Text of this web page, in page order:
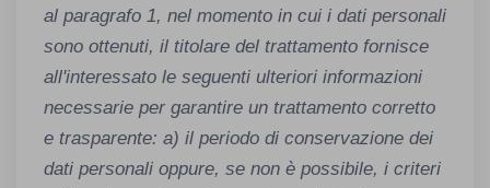
al paragrafo 1, nel momento in cui i dati personali
sono ottenuti, il titolare del trattamento fornisce
all'interessato le seguenti ulteriori informazioni
necessarie per garantire un trattamento corretto
e trasparente: a) il periodo di conservazione dei
dati personali oppure, se non è possibile, i criteri